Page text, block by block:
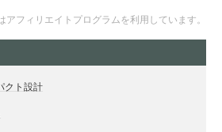
アフィリエイトプログラムを利用しています。
クト設計